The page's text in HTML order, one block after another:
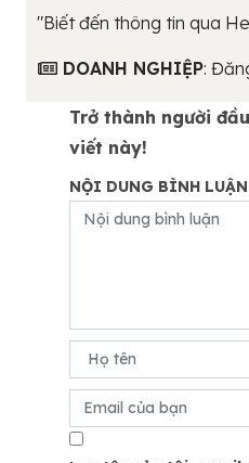
"Biết đến thông tin qua
DOANH NGHIỆP:
Trở thành người
viết này!
NỘI DUNG BÌNH LUẬN